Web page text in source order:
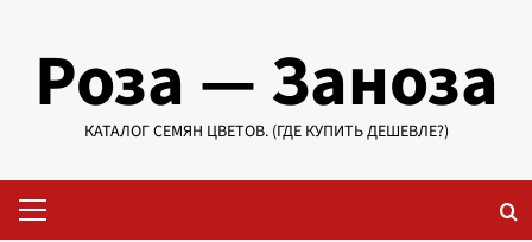
содержимому
Роза — Заноза
КАТАЛОГ СЕМЯН ЦВЕТОВ. (ГДЕ КУПИТЬ ДЕШЕВЛЕ?)
меню